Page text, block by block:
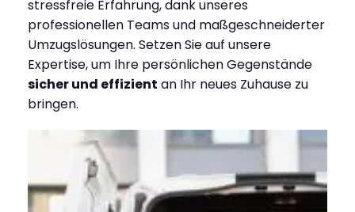
stressfreie Erfahrung, dank unseres
professionellen Teams und maßgeschneiderter
Umzugslösungen. Setzen Sie auf unsere
Expertise, um Ihre persönlichen Gegenstände
sicher und effizient an Ihr neues Zuhause zu
bringen.